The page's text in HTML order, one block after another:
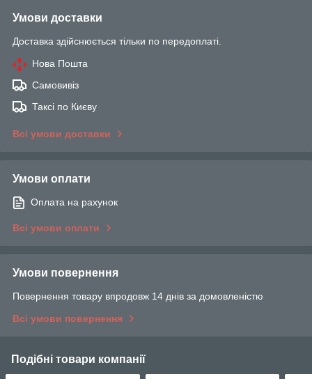
Умови доставки
Доставка здійснюється тільки по передоплаті.
Нова Пошта
Самовивіз
Таксі по Києву
Всі умови доставки
Умови оплати
Оплата на рахунок
Всі умови оплати
Умови повернення
Повернення товару впродовж 14 днів за домовленістю
Всі умови повернення
Подібні товари компанії